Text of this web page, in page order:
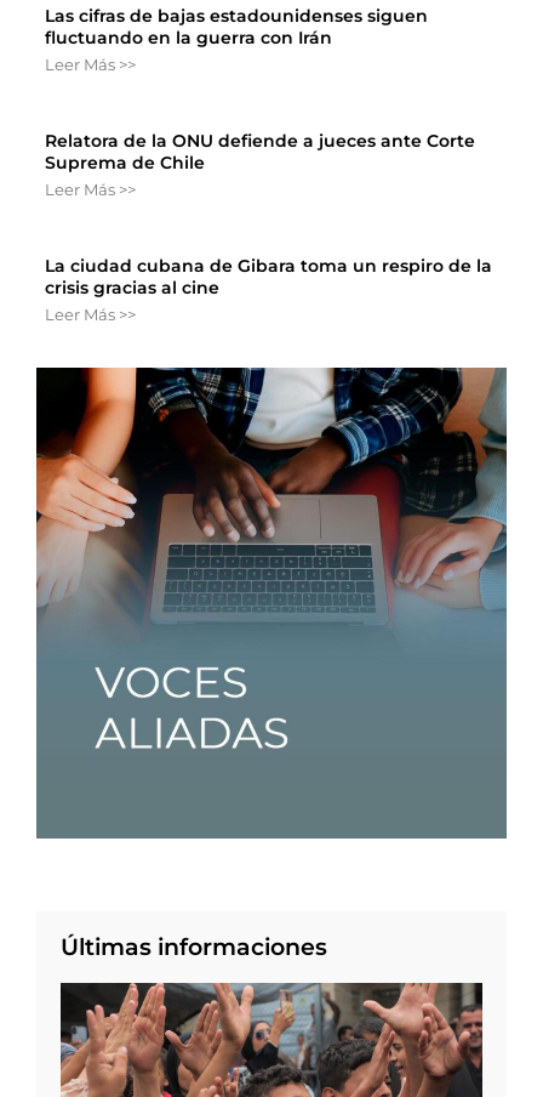
Las cifras de bajas estadounidenses siguen
fluctuando en la guerra con Irán
Leer Más >>
Relatora de la ONU defiende a jueces ante Corte
Suprema de Chile
Leer Más >>
La ciudad cubana de Gibara toma un respiro de la
crisis gracias al cine
Leer Más >>
Últimas informaciones